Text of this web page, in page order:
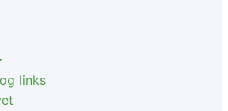
links